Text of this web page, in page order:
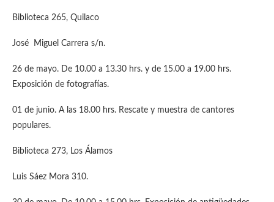
Biblioteca 265, Quilaco
José Miguel Carrera s/n.
26 de mayo. De 10.00 a 13.30 hrs. y de 15.00 a 19.00 hrs.
Exposición de fotografías.
01 de junio. A las 18.00 hrs. Rescate y muestra de cantores
populares.
Biblioteca 273, Los Álamos
Luis Sáez Mora 310.